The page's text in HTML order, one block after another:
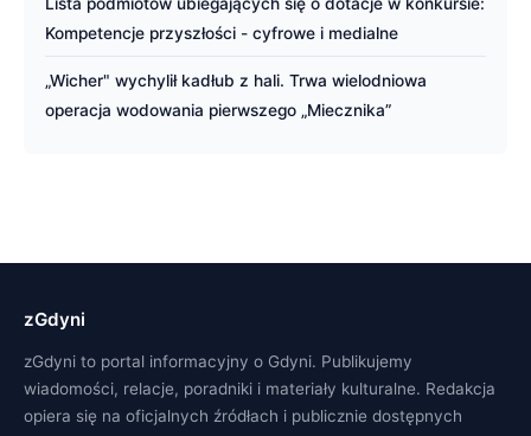
Kompetencje przyszłości - cyfrowe i medialne
„Wicher" wychylił kadłub z hali. Trwa wielodniowa
operacja wodowania pierwszego „Miecznika”
zGdyni
zGdyni to portal informacyjny o Gdyni. Publikujemy
wiadomości, relacje, poradniki i materiały kulturalne. Redakcja
opiera się na oficjalnych źródłach i publicznie dostępnych